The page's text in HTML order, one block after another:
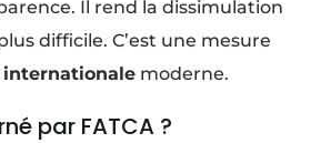
Il rend la dissimulation
difficile. C’est une mesure
moderne.
par FATCA ?